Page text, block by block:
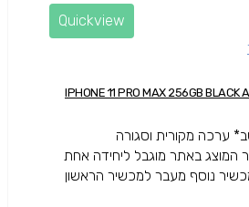
Quickview
ערכה מקורית וסגורה
המוצג באתר מוגבל ליחידה אחת
נוסף מעבר למכשיר הראשון